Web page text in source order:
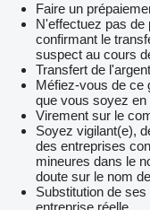
Faire un
N'effectuez pas de
confirmant le
suspect au cours
Transfert de
Méfiez-vous de ce
que vous soyez en
Virement sur le
Soyez vigilant(e),
des entreprises
mineures dans le
doute sur le nom
Substitution de